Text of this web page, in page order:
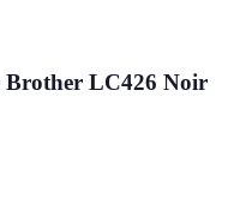
Brother LC426 Noir